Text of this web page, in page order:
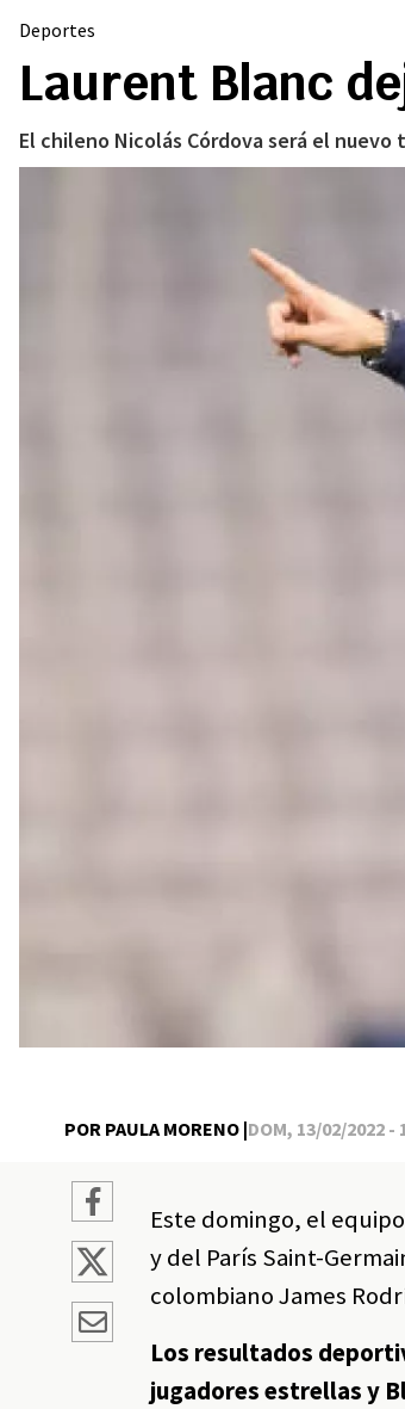
Deportes
Laurent Blanc
El chileno Nicolás Córdova será el
POR PAULA MORENO |DOM, 13/02/2022 -
Este domingo, el
y del París Saint-
colombiano James
Los resultados
jugadores estrellas y